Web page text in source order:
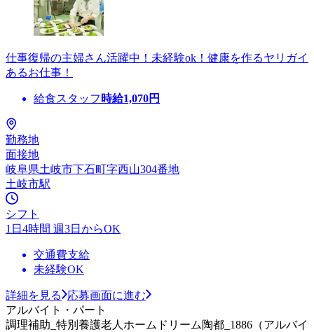
仕事復帰の主婦さん活躍中！未経験ok！健康を作るヤリガイ
あるお仕事！
給食スタッフ 時給1,070円
勤務地
面接地
岐阜県土岐市下石町字西山304番地
土岐市駅
シフト
1日4時間 週3日からOK
交通費支給
未経験OK
詳細を見る
応募画面に進む
アルバイト・パート
調理補助_特別養護老人ホームドリーム陶都_1886（アルバイ